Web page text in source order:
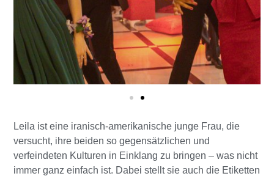
Leila ist eine iranisch-amerikanische junge Frau, die
versucht, ihre beiden so gegensätzlichen und
verfeindeten Kulturen in Einklang zu bringen – was nicht
immer ganz einfach ist. Dabei stellt sie auch die Etiketten